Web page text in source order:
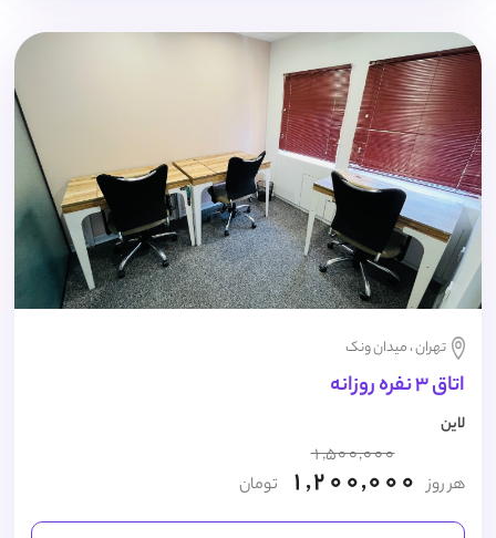
تهران ، میدان ونک
اتاق 3 نفره روزانه
لاین
هر روز
1,500,000
1,200,000 تومان